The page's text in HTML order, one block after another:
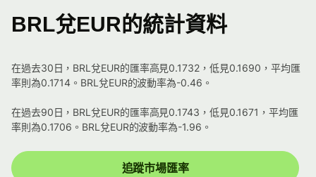
BRL兌EUR的統計資料
在過去30日，BRL兌EUR的匯率高見0.1732，低見0.1690，平均匯
率則為0.1714。BRL兌EUR的波動率為-0.46。
在過去90日，BRL兌EUR的匯率高見0.1743，低見0.1671，平均匯
率則為0.1706。BRL兌EUR的波動率為-1.96。
追蹤市場匯率